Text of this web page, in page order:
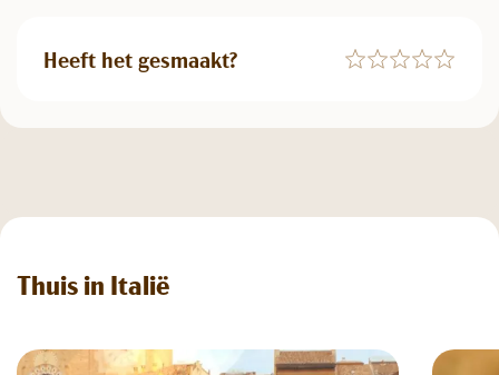
Heeft het gesmaakt?
Thuis in Italië